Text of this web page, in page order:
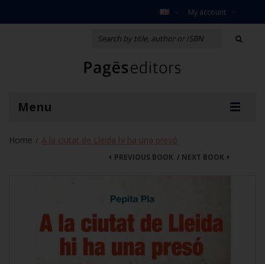
My account
Menu
Home / A la ciutat de Lleida hi ha una presó
NEXT BOOK
PREVIOUS BOOK /